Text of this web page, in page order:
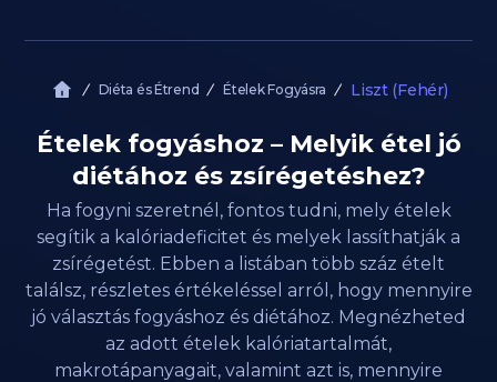
Diéta és Étrend Ételek Fogyásra Liszt (Fehér)
Ételek fogyáshoz – Melyik étel jó
diétához és zsírégetéshez?
Ha fogyni szeretnél, fontos tudni, mely ételek
segítik a kalóriadeficitet és melyek lassíthatják a
zsírégetést. Ebben a listában több száz ételt
találsz, részletes értékeléssel arról, hogy mennyire
jó választás fogyáshoz és diétához. Megnézheted
az adott ételek kalóriatartalmát,
makrotápanyagait, valamint azt is, mennyire